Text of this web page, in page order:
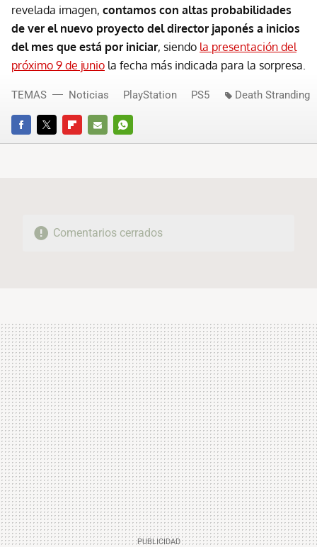
revelada imagen, contamos con altas probabilidades
de ver el nuevo proyecto del director japonés a inicios
del mes que está por iniciar, siendo la presentación del
próximo 9 de junio la fecha más indicada para la sorpresa.
FACEBOOKTWITTERFLIPBOARD
E-
WHATSAPP
TEMAS Noticias PlayStation PS5 Death Stranding
Comentarios cerrados